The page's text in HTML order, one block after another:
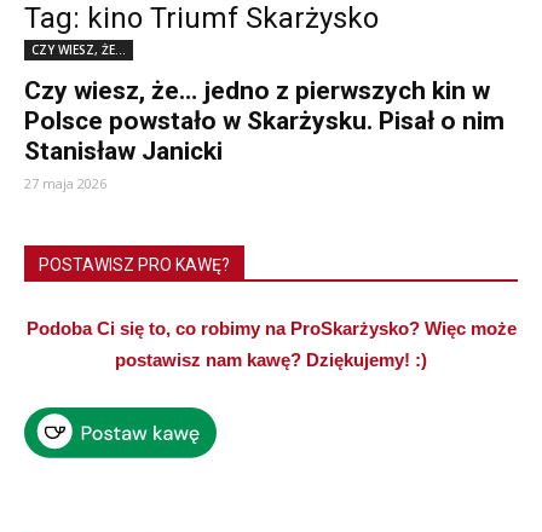
Tag: kino Triumf Skarżysko
CZY WIESZ, ŻE...
Czy wiesz, że… jedno z pierwszych kin w
Polsce powstało w Skarżysku. Pisał o nim
Stanisław Janicki
27 maja 2026
POSTAWISZ PRO KAWĘ?
Podoba Ci się to, co robimy na ProSkarżysko? Więc może
postawisz nam kawę? Dziękujemy! :)